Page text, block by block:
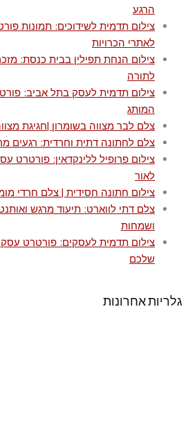
הרגע
צילום תדמית לשידוכים: תמונות
לאתרי הכרויות
צילום הנחת תפילין בבית כנסת:
לתורה
צילום תדמית לעסק בתל אביב:
המותג
צלם לבר מצווה בשומרון |חגיגת
צלם לחתונה דתית וחרדית: רגעים
צילום פרופיל ללינקדאין: פורטרט
לאור
צילום חתונה חסידית | צלם חרדי
צלם דתי לווארט: תיעוד מרגש
ושמחות
צילום תדמית לעסקים: פורטרט
שלכם
גלריות אחרונות